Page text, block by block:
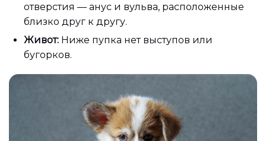
отверстия — анус и вульва, расположенные
близко друг к другу.
Живот: Ниже пупка нет выступов или
бугорков.